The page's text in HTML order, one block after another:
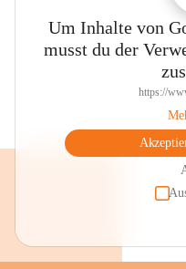
Um Inhalte von
musst du der
https://